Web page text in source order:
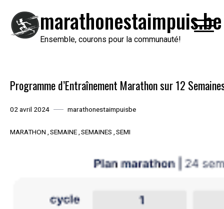
contenu
marathonestaimpuis.be
Ensemble, courons pour la communauté!
Programme d’Entraînement Marathon sur 12
02 avril 2024 marathonestaimpuisbe
MARATHON SEMAINE SEMAINES SEMI